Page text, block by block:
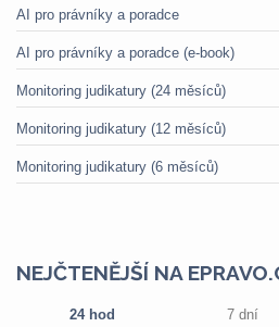
AI pro právníky a poradce
AI pro právníky a poradce (e-book)
Monitoring judikatury (24 měsíců)
Monitoring judikatury (12 měsíců)
Monitoring judikatury (6 měsíců)
NEJČTENĚJŠÍ NA
24 hod 7 dní